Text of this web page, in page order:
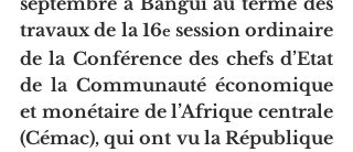
travaux de la 16e session ordinaire
de la Conférence des chefs d’Etat
de la Communauté économique
et monétaire de l’Afrique centrale
(Cémac), qui ont vu la République